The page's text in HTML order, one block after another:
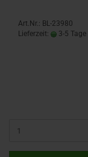
Art.Nr.: BL-23980
Lieferzeit:
3-5 Tage